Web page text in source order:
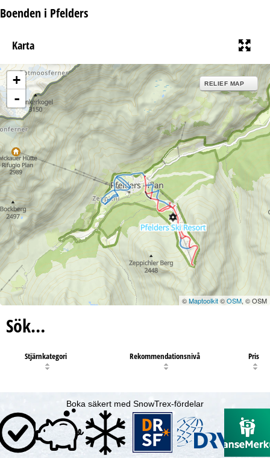
Boenden i Pfelders
Karta
+
-
RELIEF MAP
©Maptoolkit©OSM, © OSM
Sök…
Stjärnkategori Rekommendationsnivå Pris
Boka säkert med SnowTrex-fördelar